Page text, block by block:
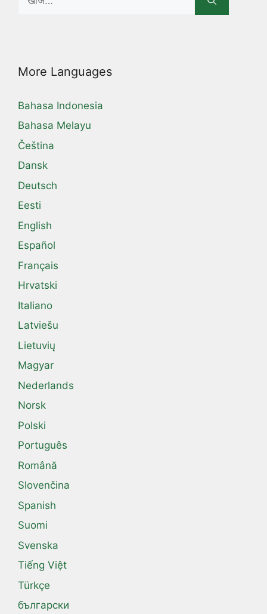
for:
More Languages
Bahasa Indonesia
Bahasa Melayu
Čeština
Dansk
Deutsch
Eesti
English
Español
Français
Hrvatski
Italiano
Latviešu
Lietuvių
Magyar
Nederlands
Norsk
Polski
Português
Română
Slovenčina
Spanish
Suomi
Svenska
Tiếng Việt
Türkçe
български